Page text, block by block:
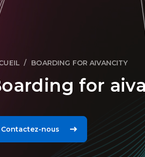
BOARDING FOR AIVANCITY
for
Contactez-nous